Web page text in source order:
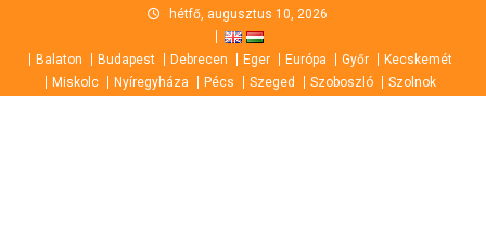
content
hétfő, augusztus 10, 2026
Balaton Budapest Debrecen Eger Európa Győr
Kecskemét
Miskolc
Nyíregyháza Pécs Szeged Szoboszló Szolnok